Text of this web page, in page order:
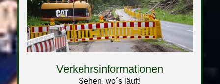
Verkehrsinformationen
Sehen, wo´s läuft!